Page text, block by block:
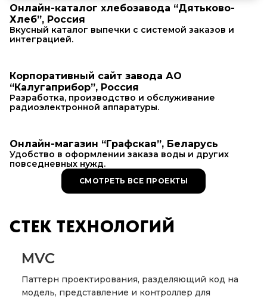
Онлайн-каталог хлебозавода “Дятьково-
Хлеб”, Россия
Вкусный каталог выпечки с системой заказов и
интеграцией.
Корпоративный сайт завода АО
“Калугаприбор”, Россия
Разработка, производство и обслуживание
радиоэлектронной аппаратуры.
Онлайн-магазин “Графская”, Беларусь
Удобство в оформлении заказа воды и других
повседневных нужд.
СМОТРЕТЬ ВСЕ ПРОЕКТЫ
СТЕК ТЕХНОЛОГИЙ
MVC
Паттерн проектирования, разделяющий код на
модель, представление и контроллер для